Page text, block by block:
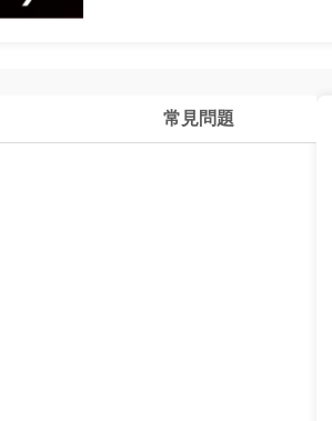
常見問題